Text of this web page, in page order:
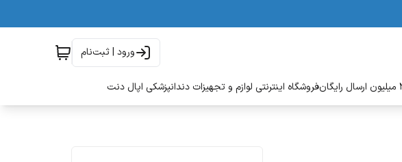
ورود | ثبت‌نام
فروشگاه اینترنتی لوازم و تجهیزات دندانپزشکی اپال دنت